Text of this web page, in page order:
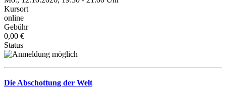
Kursort
online
Gebühr
0,00 €
Status
Die Abschottung der Welt